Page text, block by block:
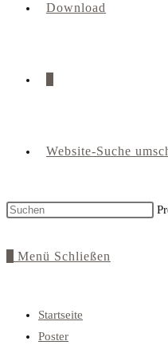
Download
Website-Suche
Menü Schließen
Startseite
Poster